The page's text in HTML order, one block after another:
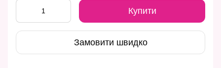
Купити
Замовити швидко